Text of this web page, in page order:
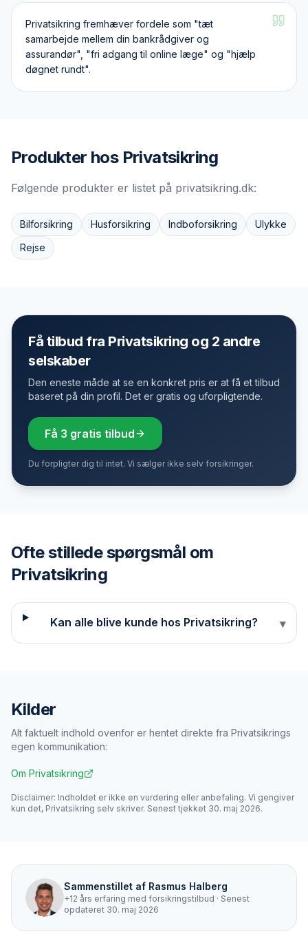
Privatsikring fremhæver fordele som "tæt
samarbejde mellem din bankrådgiver og
assurandør", "fri adgang til online læge" og "hjælp
døgnet rundt".
Produkter hos Privatsikring
Følgende produkter er listet på privatsikring.dk:
Bilforsikring Husforsikring Indboforsikring
Ulykke
Rejse
Få tilbud fra Privatsikring og 2 andre
selskaber
Den eneste måde at se en konkret pris er at få et tilbud
baseret på din profil. Det er gratis og uforpligtende.
Få 3 gratis tilbud
Du forpligter dig til intet. Vi sælger ikke selv forsikringer.
Ofte stillede spørgsmål om
Privatsikring
Kan alle blive kunde hos Privatsikring? ▾
Kilder
Alt faktuelt indhold ovenfor er hentet direkte fra Privatsikrings
egen kommunikation:
Om Privatsikring
Disclaimer: Indholdet er ikke en vurdering eller anbefaling. Vi gengiver
kun det, Privatsikring selv skriver. Senest tjekket 30. maj 2026.
Sammenstillet af Rasmus Halberg
+12 års erfaring med forsikringstilbud · Senest
opdateret 30. maj 2026